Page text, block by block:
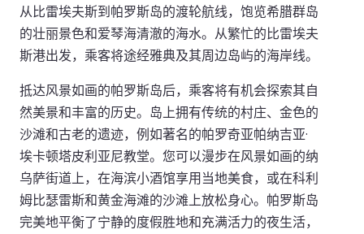
从比雷埃夫斯到帕罗斯岛的渡轮航线，饱览希腊群岛
的壮丽景色和爱琴海清澈的海水。从繁忙的比雷埃夫
斯港出发，乘客将途经雅典及其周边岛屿的海岸线。
抵达风景如画的帕罗斯岛后，乘客将有机会探索其自
然美景和丰富的历史。岛上拥有传统的村庄、金色的
沙滩和古老的遗迹，例如著名的帕罗奇亚帕纳吉亚·
埃卡顿塔皮利亚尼教堂。您可以漫步在风景如画的纳
乌萨街道上，在海滨小酒馆享用当地美食，或在科利
姆比瑟雷斯和黄金海滩的沙滩上放松身心。帕罗斯岛
完美地平衡了宁静的度假胜地和充满活力的夜生活，